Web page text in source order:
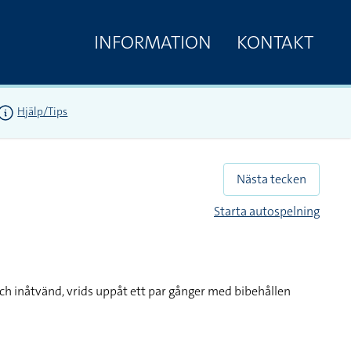
INFORMATION KONTAKT
Hjälp/Tips
Nästa tecken
Starta autospelning
inåtvänd, vrids uppåt ett par gånger med bibehållen